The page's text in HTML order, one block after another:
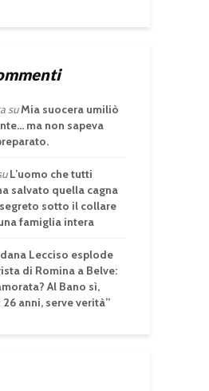
suMia suocera umiliò
ma non sapeva
L’uomo che tutti
salvato quella cagna
sotto il collare
famiglia intera
Lecciso esplode
di Romina a Belve:
Al Bano sì,
anni, serve verità”